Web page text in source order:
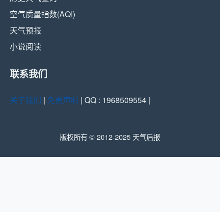
空气质量指数(AQI)
天气预报
小说阅读
联系我们
关于我们 | 免责声明 | QQ : 1968509554 |
版权所有 © 2012-2025 天气后报